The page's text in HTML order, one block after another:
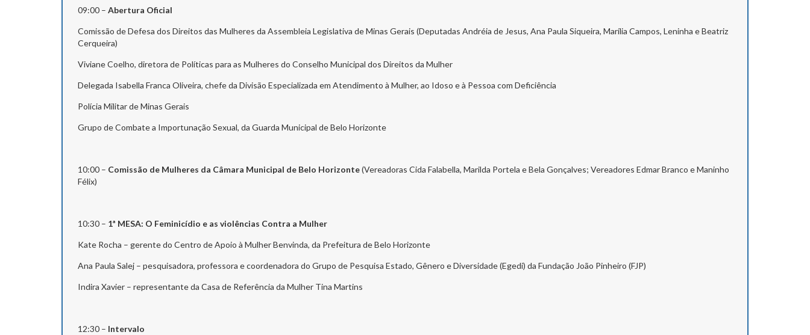
09:00 – Abertura Oficial
Comissão de Defesa dos Direitos das Mulheres da Assembleia Legislativa de Minas Gerais (Deputadas Andréia de Jesus, Ana Paula Siqueira, Marília Campos, Leninha e Beatriz
Cerqueira)
Viviane Coelho, diretora de Políticas para as Mulheres do Conselho Municipal dos Direitos da Mulher
Delegada Isabella Franca Oliveira, chefe da Divisão Especializada em Atendimento à Mulher, ao Idoso e à Pessoa com Deficiência
Polícia Militar de Minas Gerais
Grupo de Combate a Importunação Sexual, da Guarda Municipal de Belo Horizonte
10:00 – Comissão de Mulheres da Câmara Municipal de Belo Horizonte(Vereadoras Cida Falabella, Marilda Portela e Bela Gonçalves; Vereadores Edmar Branco e Maninho
Félix)
10:30 – 1ª MESA: O Feminicídio e as violências Contra a Mulher
Kate Rocha – gerente do Centro de Apoio à Mulher Benvinda, da Prefeitura de Belo Horizonte
Ana Paula Salej – pesquisadora, professora e coordenadora do Grupo de Pesquisa Estado, Gênero e Diversidade (Egedi) da Fundação João Pinheiro (FJP)
Indira Xavier – representante da Casa de Referência da Mulher Tina Martins
12:30 – Intervalo